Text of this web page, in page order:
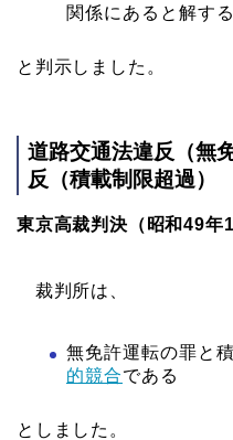
関係にあると解す
と判示しました。
道路交通法違反（無
反（積載制限超過）
東京高裁判決（昭和49年
裁判所は、
無免許運転の罪と
的競合である
としました。